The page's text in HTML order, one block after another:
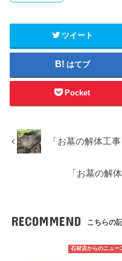
ツイート
はてブ
Pocket
「お墓の解体工
「お墓の解
RECOMMEND こちらの
石材店からのニュー